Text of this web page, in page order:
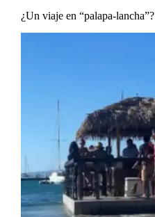
¿Un viaje en “palapa-lancha”?